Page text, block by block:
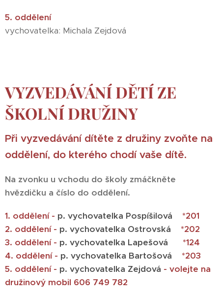
5. oddělení
vychovatelka: Michala Zejdová
VYZVEDÁVÁNÍ DĚTÍ ZE
ŠKOLNÍ DRUŽINY
Při vyzvedávání dítěte z družiny zvoňte na
oddělení, do kterého chodí vaše dítě.
Na zvonku u vchodu do školy zmáčkněte
hvězdičku a číslo do oddělení.
1. oddělení - p. vychovatelka Pospíšilová *201
2. oddělení - p. vychovatelka Ostrovská *202
3. oddělení - p. vychovatelka Lapešová *124
4. oddělení - p. vychovatelka Bartošová *203
5. oddělení - p. vychovatelka Zejdová - volejte na
družinový mobil 606 749 782